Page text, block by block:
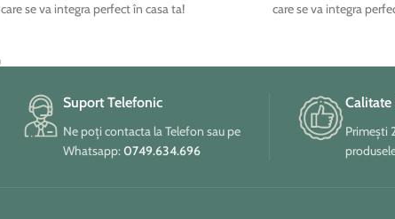
care se va integra perfect în casa ta!
care se va integra
Suport Telefonic
Ne poți contacta la Telefon sau pe
Whatsapp:0749.634.696
Calitate
Primești